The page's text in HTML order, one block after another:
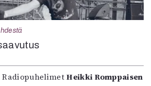
Heikki Romppaisen